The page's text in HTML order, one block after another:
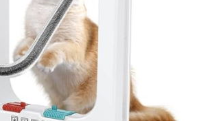
fournies, installez facilement la
ou armoires. Un gain de temps assuré